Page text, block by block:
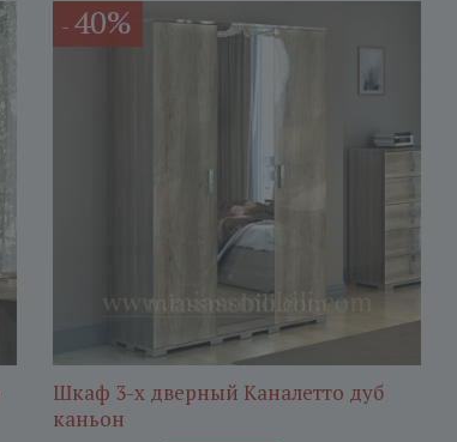
- 40%
Шкаф 3-х дверный Каналетто дуб
каньон